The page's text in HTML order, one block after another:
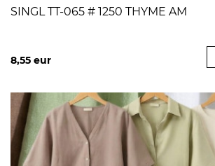
SINGL TT-065 # 1250 THYME AM
8,55 eur